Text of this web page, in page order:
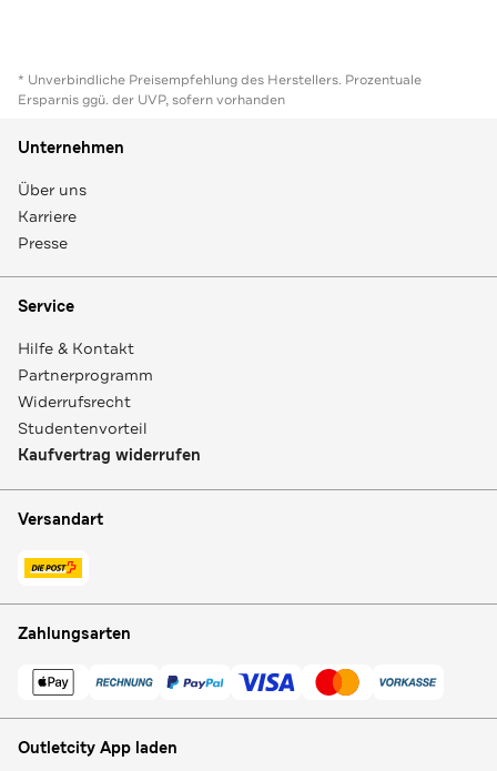
* Unverbindliche Preisempfehlung des Herstellers. Prozentuale
Ersparnis ggü. der UVP, sofern vorhanden
Unternehmen
Über uns
Karriere
Presse
Service
Hilfe & Kontakt
Partnerprogramm
Widerrufsrecht
Studentenvorteil
Kaufvertrag widerrufen
Versandart
Zahlungsarten
Outletcity App laden